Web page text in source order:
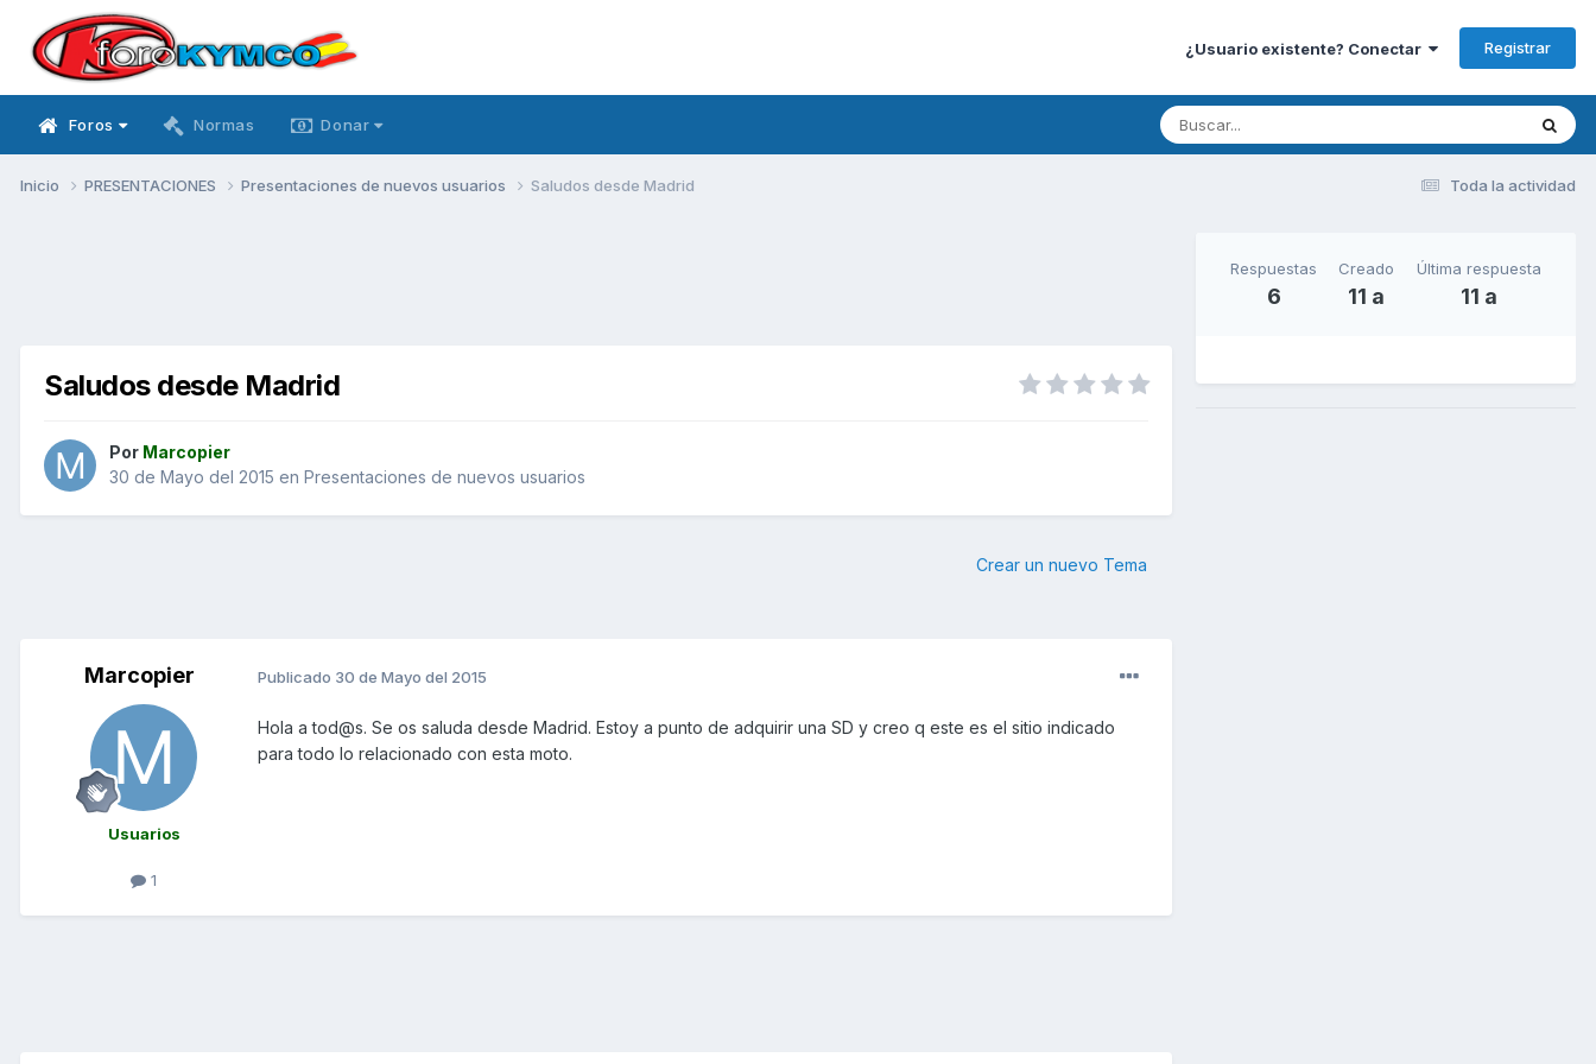
¿Usuario existente? Conectar Registrar
Foros Normas Donar
Toda la actividad
Inicio PRESENTACIONES Presentaciones de nuevos usuarios Saludos desde Madrid
Saludos desde Madrid
Por Marcopier
30 de Mayo del 2015 en Presentaciones de nuevos usuarios
Crear un nuevo Tema
Marcopier
Usuarios
1
Publicado 30 de Mayo del 2015
Hola a tod@s. Se os saluda desde Madrid. Estoy a punto de adquirir una SD y creo q este es el sitio indicado
para todo lo relacionado con esta moto.
Respuestas
6
Creado
11 a
Última respuesta
11 a